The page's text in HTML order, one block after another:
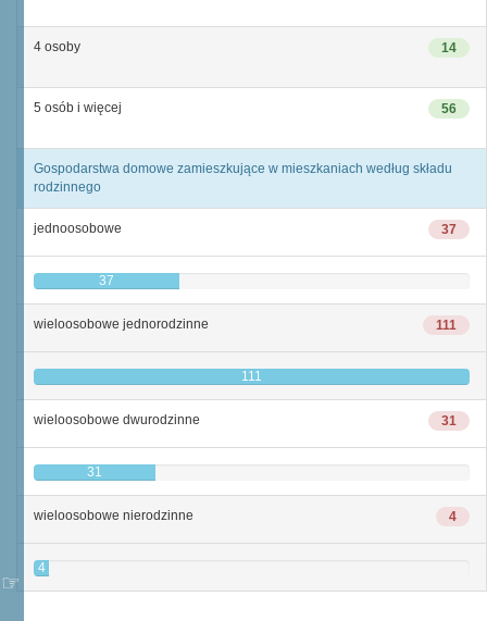
14
4 osoby
56
5 osób i więcej
Gospodarstwa domowe zamieszkujące w mieszkaniach według składu
rodzinnego
37
jednoosobowe
37
111
wieloosobowe jednorodzinne
111
31
wieloosobowe dwurodzinne
31
4
wieloosobowe nierodzinne
4